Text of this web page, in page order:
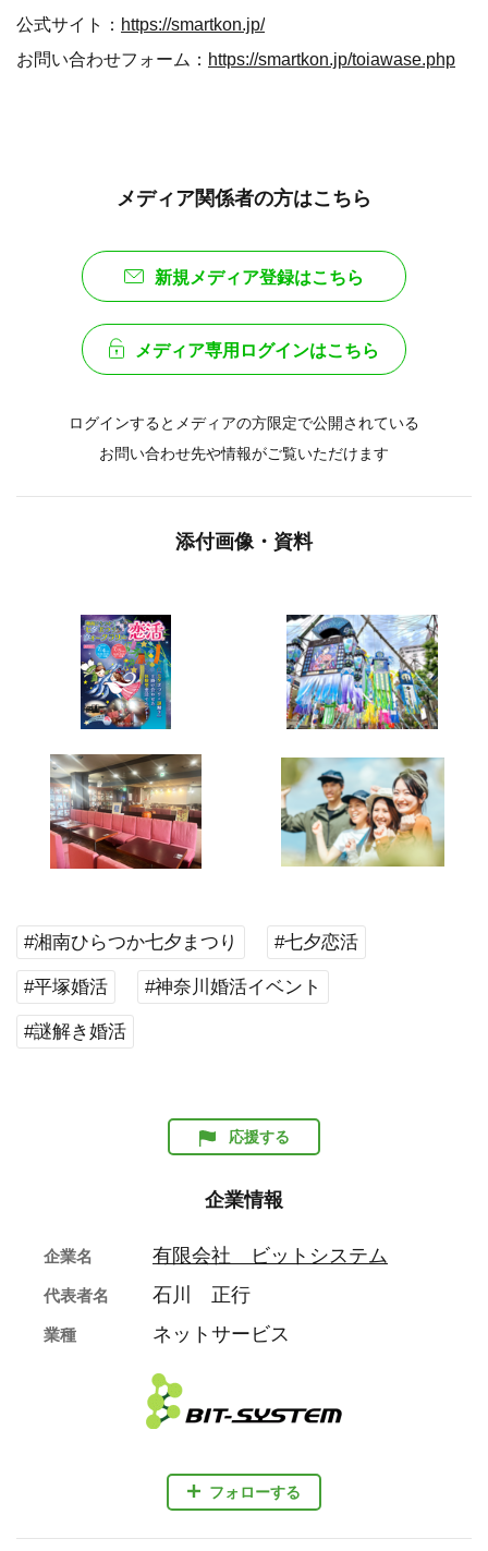
公式サイト： https://smartkon.jp/
お問い合わせフォーム： https://smartkon.jp/toiawase.php
メディア関係者の方はこちら
新規メディア登録はこちら
メディア専用ログインはこちら
ログインするとメディアの方限定で公開されている
お問い合わせ先や情報がご覧いただけます
添付画像・資料
#湘南ひらつか七夕まつり #七夕恋活
#平塚婚活 #神奈川婚活イベント
#謎解き婚活
応援する
企業情報
フォローする
企業名 有限会社 ビットシステム
代表者名 石川 正行
業種 ネットサービス